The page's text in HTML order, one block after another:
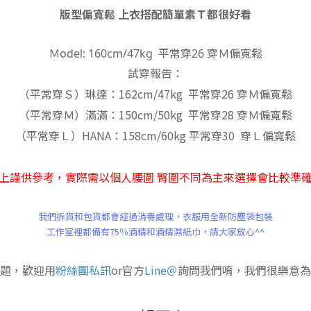
版型偏寬鬆 上衣搭配簡單素Ｔ都很好看
Ｍodel: 160cm/47kg 平常穿26 穿Ｍ偏寬鬆
試穿報告：
（平常穿Ｓ）琳達：162cm/47kg 平常穿26 穿Ｍ偏寬鬆
（平常穿Ｍ）滿滿：150cm/50kg 平常穿28 穿Ｍ偏寬鬆
（平常穿Ｌ）HANA：158cm/60kg 平常穿30 穿Ｌ偏寬鬆
謹供參考， 實際需以個人腰圍 臀圍不同為主來選擇會比較準
我們拆貨和包貨都會經過消毒處理， 衣服用全新防塵袋包裝
工作室裡都備有75％酒精和酒精濕紙巾， 請大家放心^^
，歡迎用粉絲團私訊or官方Line＠詢問我們唷，我們很樂意為